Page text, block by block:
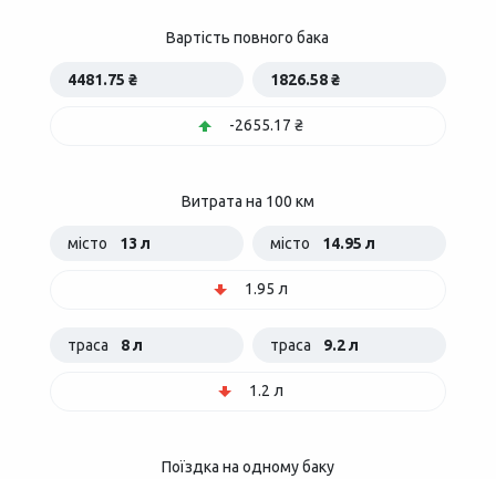
Вартість повного бака
4481.75 ₴ 1826.58 ₴
-2655.17 ₴
Витрата на 100 км
місто 13 л місто 14.95 л
1.95 л
траса 8 л траса 9.2 л
1.2 л
Поїздка на одному баку